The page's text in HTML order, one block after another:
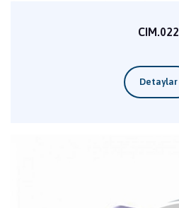
CIM.022